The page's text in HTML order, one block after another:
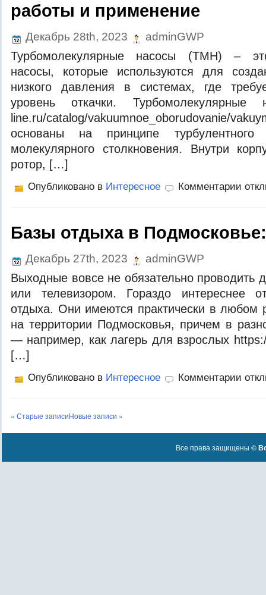
работы и применение
Декабрь 28th, 2023 adminGWP
Турбомолекулярные насосы (ТМН) –
насосы, которые используются для
низкого давления в системах, где
уровень откачки. Турбомолекулярные
line.ru/catalog/vakuumnoe_oborudovanie/
основаны на принципе
молекулярного столкновения. Внутри
ротор, […]
Опубликовано в Интересное Комментарии
Базы отдыха в
Декабрь 27th, 2023 adminGWP
Выходные вовсе не обязательно проводить
или телевизором. Гораздо интереснее
отдыха. Они имеются практически в любом
на территории Подмосковья, причем в
— например, как лагерь для взрослых
[…]
Опубликовано в Интересное Комментарии
« Старые записиНовые записи »
Все права защищены ©